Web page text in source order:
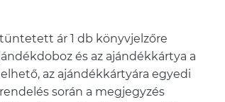
ár 1 db könyvjelzőre
és az ajándékkártya a
az ajándékkártyára egyedi
során a megjegyzés